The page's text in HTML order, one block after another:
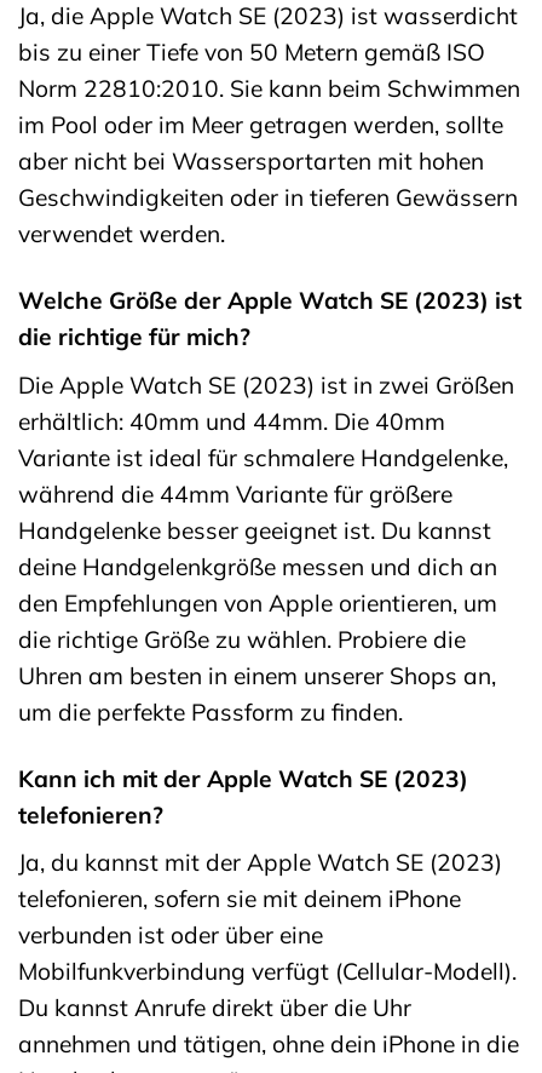
Ja, die Apple Watch SE (2023) ist wasserdicht
bis zu einer Tiefe von 50 Metern gemäß ISO
Norm 22810:2010. Sie kann beim Schwimmen
im Pool oder im Meer getragen werden, sollte
aber nicht bei Wassersportarten mit hohen
Geschwindigkeiten oder in tieferen Gewässern
verwendet werden.
Welche Größe der Apple Watch SE (2023) ist
die richtige für mich?
Die Apple Watch SE (2023) ist in zwei Größen
erhältlich: 40mm und 44mm. Die 40mm
Variante ist ideal für schmalere Handgelenke,
während die 44mm Variante für größere
Handgelenke besser geeignet ist. Du kannst
deine Handgelenkgröße messen und dich an
den Empfehlungen von Apple orientieren, um
die richtige Größe zu wählen. Probiere die
Uhren am besten in einem unserer Shops an,
um die perfekte Passform zu finden.
Kann ich mit der Apple Watch SE (2023)
telefonieren?
Ja, du kannst mit der Apple Watch SE (2023)
telefonieren, sofern sie mit deinem iPhone
verbunden ist oder über eine
Mobilfunkverbindung verfügt (Cellular-Modell).
Du kannst Anrufe direkt über die Uhr
annehmen und tätigen, ohne dein iPhone in die